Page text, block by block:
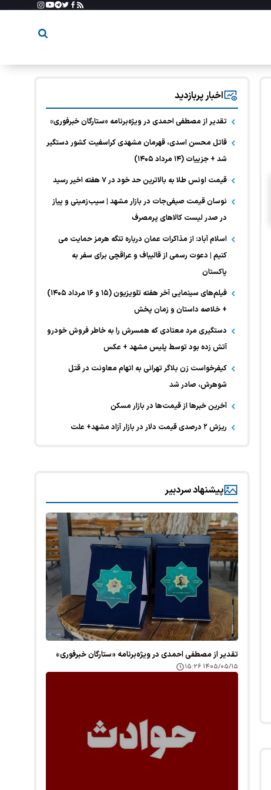
اخبار پربازدید
تقدیر از مصطفی احمدی در ویژه‌برنامه «ستارگان خبرفوری»
قاتل محسن اسدی، قهرمان مشهدی کراسفیت کشور دستگیر
شد + جزییات (۱۴ مرداد ۱۴۰۵)
قیمت اونس طلا به بالاترین حد خود در ۷ هفته اخیر رسید
نوسان قیمت صیفی‌جات در بازار مشهد | سیب‌زمینی و پیاز
در صدر لیست کالا‌های پرمصرف
اسلام آباد: از مذاکرات عمان درباره تنگه هرمز حمایت می
کنیم | دعوت رسمی از قالیباف و عراقچی برای سفر به
پاکستان
فیلم‌های سینمایی آخر هفته تلویزیون (۱۵ و ۱۶ مرداد ۱۴۰۵)
+ خلاصه داستان و زمان پخش
دستگیری مرد معتادی که همسرش را به خاطر فروش خودرو
آتش زده بود توسط پلیس مشهد + عکس
کیفرخواست زن بلاگر تهرانی به اتهام معاونت در قتل
شوهرش، صادر شد
آخرین خبر‌ها از قیمت‌ها در بازار مسکن
ریزش ۲ درصدی قیمت دلار در بازار آزاد مشهد+ علت
پیشنهاد سردبیر
تقدیر از مصطفی احمدی در ویژه‌برنامه «ستارگان خبرفوری»
۱۴۰۵/۰۵/۱۵ ۱۵:۲۶